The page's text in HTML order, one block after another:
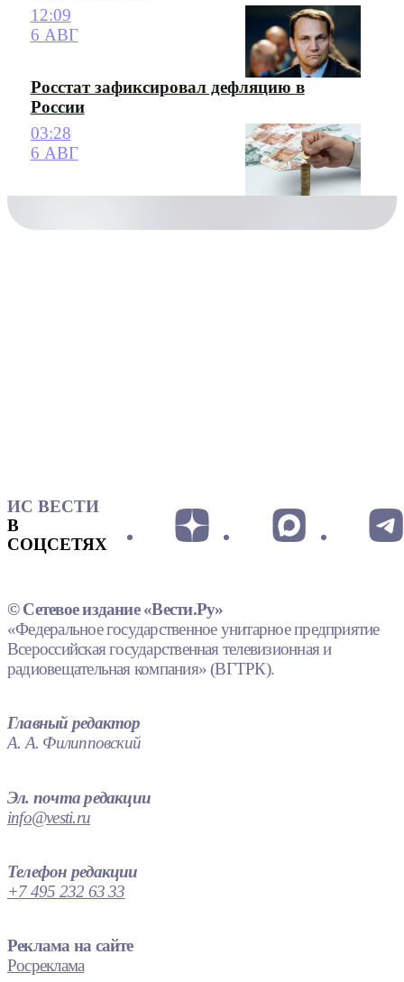
12:09
6 АВГ
Росстат зафиксировал дефляцию в
России
03:28
6 АВГ
ИС ВЕСТИ
В
СОЦСЕТЯХ
© Сетевое издание «Вести.Ру»
«Федеральное государственное унитарное предприятие
Всероссийская государственная телевизионная и
радиовещательная компания» (ВГТРК).
Главный редактор
А. А. Филипповский
Эл. почта редакции
info@vesti.ru
Телефон редакции
+7 495 232 63 33
Реклама на сайте
Росреклама